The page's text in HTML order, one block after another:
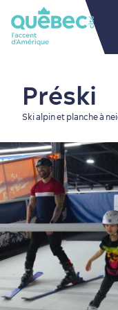
Préski
Ski alpin et planche à